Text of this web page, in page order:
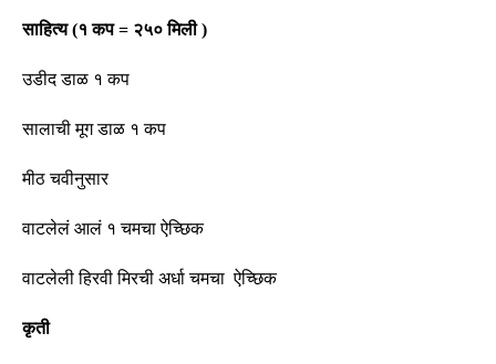
साहित्य(१ कप= २५० मिली)
उडीद डाळ १ कप
सालाची मूग डाळ १ कप
मीठ चवीनुसार
वाटलेलं आलं १ चमचा ऐच्छिक
वाटलेली हिरवी मिरची अर्धा चमचा ऐच्छिक
कृती